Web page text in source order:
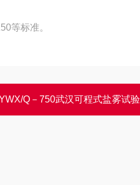
等标准。
Q－750武汉可程式盐雾试